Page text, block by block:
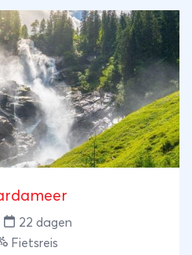
vakanties weg
geselecteerde
betaalbare prijs, en
contact met
aanbod met vlucht en
De tour kan worden
22 dagen
Fietsreis